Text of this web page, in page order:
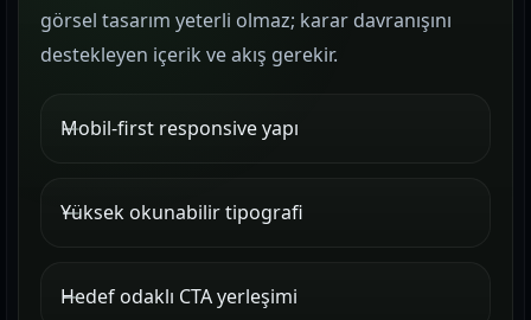
görsel tasarım yeterli olmaz; karar davranışını
destekleyen içerik ve akış gerekir.
Mobil-first responsive yapı
Yüksek okunabilir tipografi
Hedef odaklı CTA yerleşimi